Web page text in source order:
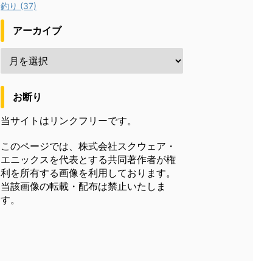
釣り (37)
アーカイブ
お断り
当サイトはリンクフリーです。
このページでは、株式会社スクウェア・
エニックスを代表とする共同著作者が権
利を所有する画像を利用しております。
当該画像の転載・配布は禁止いたしま
す。